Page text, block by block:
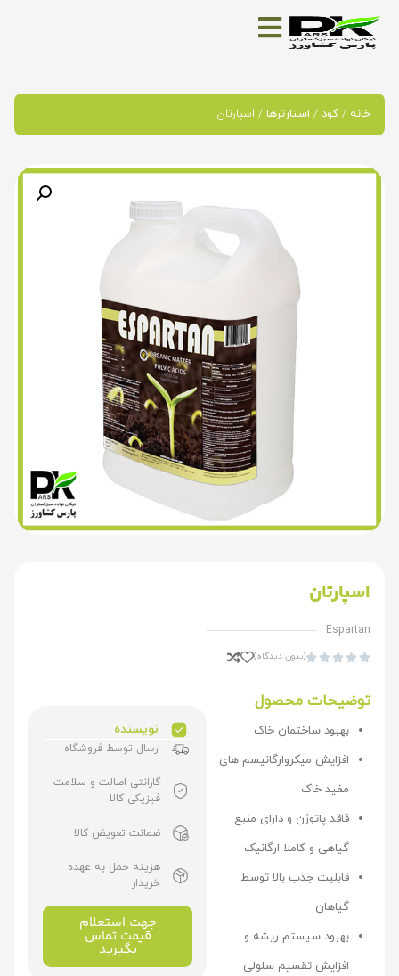
خانه / کود / استارترها / اسپارتان
اسپارتان
Espartan




(بدون دیدگاه)
توضیحات محصول
بهبود ساختمان خاک
افزایش میکروارگانیسم های
مفید خاک
فاقد پاتوژن و دارای منبع
گیاهی و کاملا ارگانیک
قابلیت جذب بالا توسط
گیاهان
بهبود سیستم ریشه و
افزایش تقسیم سلولی
نویسنده
ارسال توسط فروشگاه
گارانتی اصالت و سلامت
فیزیکی کالا
ضمانت تعویض کالا
هزینه حمل به عهده
خریدار
جهت استعلام
قیمت تماس
بگیرید